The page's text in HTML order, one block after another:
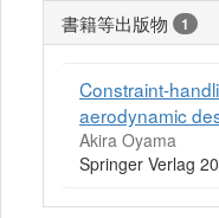
書籍等出版物 1
Constraint-
aerodynamic
Akira Oyama
Springer Verlag